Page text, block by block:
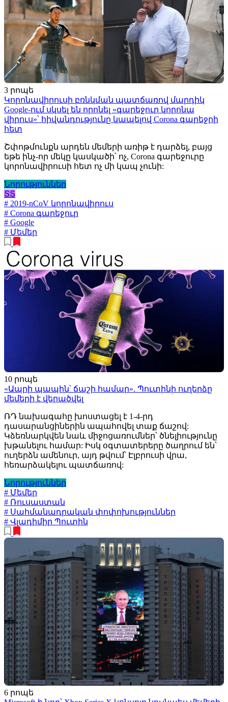
3 րոպե
Կորոնավիրուսի բռնկման պատճառով մարդիկ
Google-ում սկսել են որոնել «գարեջուր կորոնա
վիրուս»՝ հիվանդությունը կապելով Corona գարեջրի
հետ
Շփոթմունքն արդեն մեմերի առիթ է դարձել, բայց
եթե ինչ-որ մեկը կասկածի՝ ոչ, Corona գարեջուրը
կորոնավիրուսի հետ ոչ մի կապ չունի:
Նորություններ
ՏՏ
# 2019-nCoV կորոնավիրուս
# Corona գարեջուր
# Google
# Մեմեր
10 րոպե
«Ապրի պապին՝ ճաշի համար». Պուտինի ուղերձը
մեմերի է վերածվել
ՌԴ նախագահը խոստացել է 1-4-րդ
դասարանցիներին ապահովել տաք ճաշով:
Կձեռնարկվեն նաև միջոցառումներ՝ ծնելիությունը
խթանելու համար: Իսկ օգտատերերը ծաղրում են՝
ուղերձն ամենուր, այդ թվում՝ Էլբրուսի վրա,
հեռարձակելու պատճառով:
Նորություններ
# Մեմեր
# Ռուսաստան
# Սահմանադրական փոփոխություններ
# Վլադիմիր Պուտին
6 րոպե